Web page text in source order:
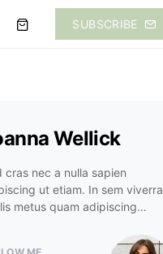
SUBSCRIBE
Wellick
cras nec a nulla sapien
ut etiam. In sem viverra
metus quam adipiscing…
ME